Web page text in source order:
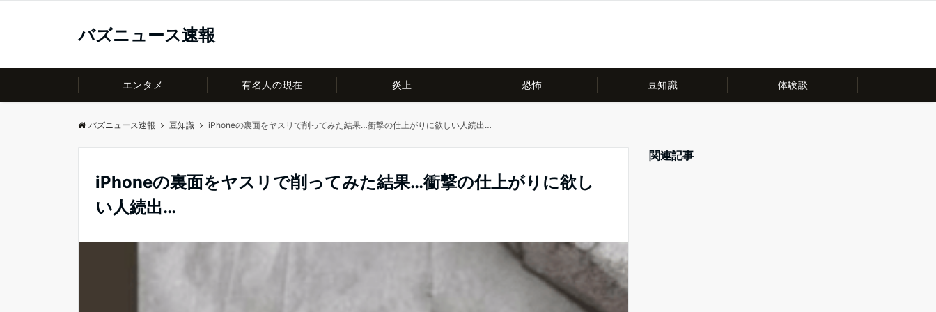
バズニュース速報
エンタメ 有名人の現在 炎上 恐怖 豆知識 体験談
バズニュース速報 豆知識 iPhoneの裏面をヤスリで削ってみた結果…衝撃の仕上がりに欲しい人続出…
iPhoneの裏面をヤスリで削ってみた結果…衝撃の仕上がりに欲し
い人続出…
関連記事